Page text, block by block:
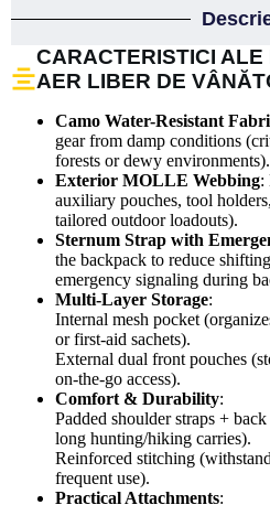
CARACTERISTICI
AER LIBER DE
Camo Water-Resistant
gear from damp conditions
forests or dewy environments).
Exterior MOLLE Webbing:
auxiliary pouches, tool
tailored outdoor loadouts).
Sternum Strap with
the backpack to reduce
emergency signaling during
Multi-Layer Storage:
Internal mesh pocket
or first-aid sachets).
External dual front pouches
on-the-go access).
Comfort & Durability:
Padded shoulder straps +
long hunting/hiking carries).
Reinforced stitching
frequent use).
Practical Attachments: